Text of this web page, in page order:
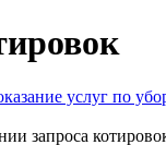
услуг по
запроса